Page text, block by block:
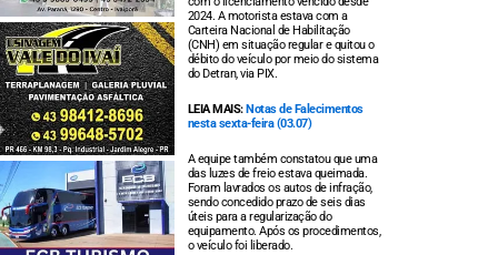
2024. A motorista estava com a
Carteira Nacional de Habilitação
(CNH) em situação regular e quitou o
débito do veículo por meio do sistema
do Detran, via PIX.
LEIA MAIS: Notas de Falecimentos
nesta sexta-feira (03.07)
A equipe também constatou que uma
das luzes de freio estava queimada.
Foram lavrados os autos de infração,
sendo concedido prazo de seis dias
úteis para a regularização do
equipamento. Após os procedimentos,
o veículo foi liberado.